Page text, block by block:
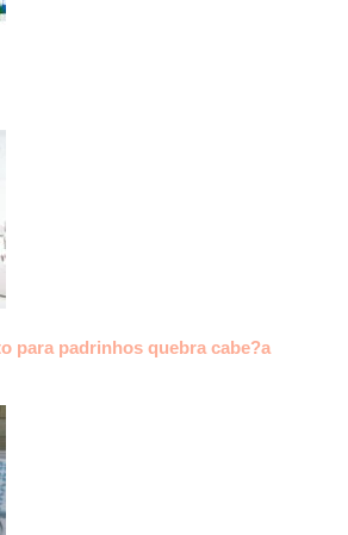
para padrinhos quebra cabe?a